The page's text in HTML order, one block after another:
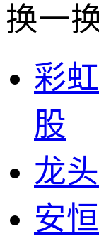
换一
彩
股
龙
安